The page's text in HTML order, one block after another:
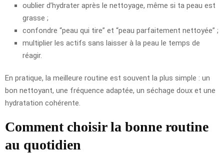
oublier d’hydrater après le nettoyage, même si ta peau est
grasse ;
confondre “peau qui tire” et “peau parfaitement nettoyée” ;
multiplier les actifs sans laisser à la peau le temps de
réagir.
En pratique, la meilleure routine est souvent la plus simple : un
bon nettoyant, une fréquence adaptée, un séchage doux et une
hydratation cohérente.
Comment choisir la bonne routine
au quotidien